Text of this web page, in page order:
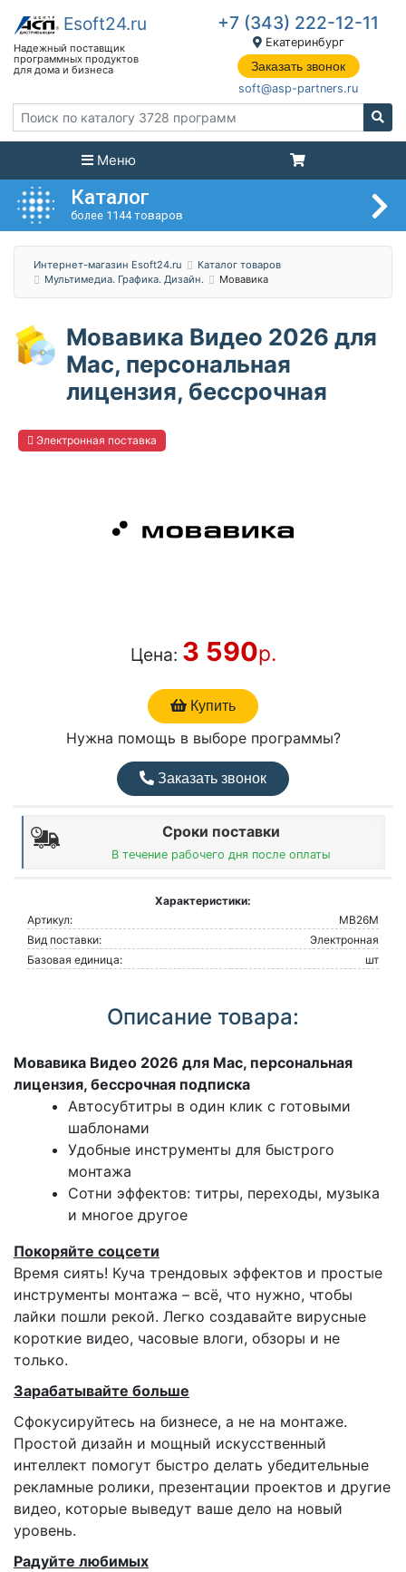
+7 (343) 222-12-11
Екатеринбург
Заказать звонок
soft@asp-partners.ru
Меню
Каталог
более 1144 товаров
Интернет-магазин Esoft24.ru
Каталог товаров
Мультимедиа. Графика. Дизайн.
Мовавика
Мовавика Видео 2026 для
Мас, персональная
лицензия, бессрочная
Электронная поставка
Цена: 3 590р.
Купить
Нужна помощь в выборе программы?
Заказать звонок
Сроки поставки
В течение рабочего дня после оплаты
Характеристики:
Артикул:
МВ26М
Вид поставки:
Электронная
Базовая единица:
шт
Описание товара:
Мовавика Видео 2026 для Mac, персональная
лицензия, бессрочная подписка
Автосубтитры в один клик с готовыми
шаблонами
Удобные инструменты для быстрого
монтажа
Сотни эффектов: титры, переходы, музыка
и многое другое
Покоряйте соцсети
Время сиять! Куча трендовых эффектов и простые
инструменты монтажа – всё, что нужно, чтобы
лайки пошли рекой. Легко создавайте вирусные
короткие видео, часовые влоги, обзоры и не
только.
Зарабатывайте больше
Сфокусируйтесь на бизнесе, а не на монтаже.
Простой дизайн и мощный искусственный
интеллект помогут быстро делать убедительные
рекламные ролики, презентации проектов и другие
видео, которые выведут ваше дело на новый
уровень.
Радуйте любимых